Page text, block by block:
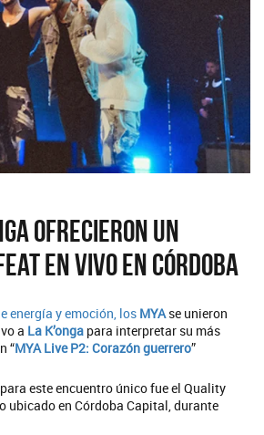
ofrecieron un
en vivo en Córdoba
energía y emoción, los MYAse unieron
a La K’onga para interpretar su más
“MYA Live P2: Corazón guerrero”
este encuentro único fue el Quality
ubicado en Córdoba Capital, durante